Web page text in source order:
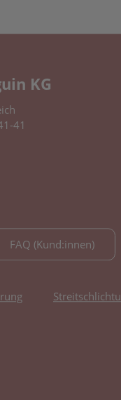
KG
41
FAQ (Kund:innen)